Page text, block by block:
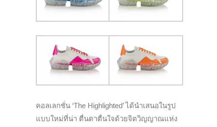
คอลเลกชั่น ‘The Highlighted’ ได้นำเสนอในรูป
แบบใหม่ที่น่า ตื่นตาตื่นใจด้วยจิตวิญญาณแห่ง